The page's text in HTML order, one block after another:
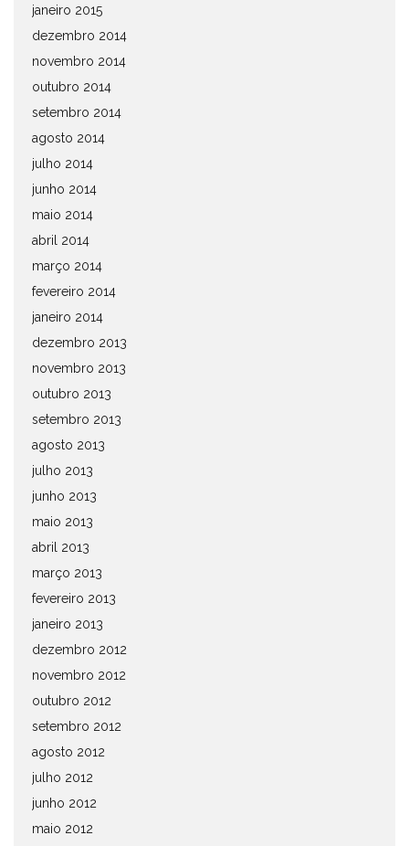
janeiro 2015
dezembro 2014
novembro 2014
outubro 2014
setembro 2014
agosto 2014
julho 2014
junho 2014
maio 2014
abril 2014
março 2014
fevereiro 2014
janeiro 2014
dezembro 2013
novembro 2013
outubro 2013
setembro 2013
agosto 2013
julho 2013
junho 2013
maio 2013
abril 2013
março 2013
fevereiro 2013
janeiro 2013
dezembro 2012
novembro 2012
outubro 2012
setembro 2012
agosto 2012
julho 2012
junho 2012
maio 2012